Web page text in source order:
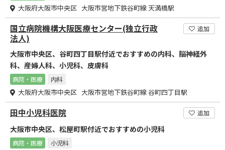
大阪府大阪市中央区 大阪市営地下鉄谷町線 天満橋駅
国立病院機構大阪医療センター(独立行政
法人)
追加
大阪市中央区、谷町四丁目駅付近でおすすめの内科、脳神経外
科、産婦人科、小児科、皮膚科
病院・医療 内科
大阪府大阪市中央区 大阪市営地下鉄谷町線 谷町四丁目駅
田中小児科医院 追加
大阪市中央区、松屋町駅付近でおすすめの小児科
病院・医療 小児科